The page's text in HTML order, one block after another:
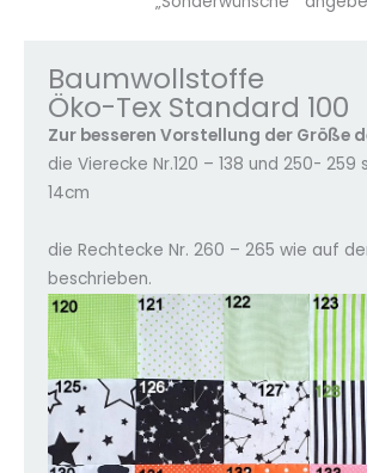
Baumwollstoffe
Öko-Tex Standard 100
Zur besseren Vorstellung der Größe
die Vierecke Nr.120 – 138 und 250- 259
14cm
die Rechtecke Nr. 260 – 265 wie auf
beschrieben.